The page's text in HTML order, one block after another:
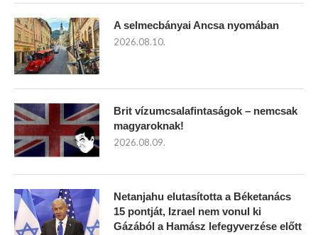
A selmecbányai Ancsa nyomában
2026.08.10.
Brit vízumcsalafintaságok – nemcsak
magyaroknak!
2026.08.09.
Netanjahu elutasította a Béketanács
15 pontját, Izrael nem vonul ki
Gázából a Hamász lefegyverzése előtt